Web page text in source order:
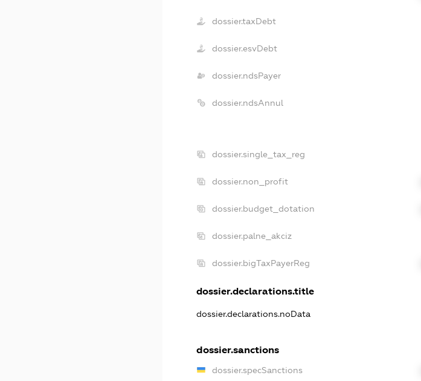
dossier.taxDebt
dossier.esvDebt
dossier.ndsPayer
dossier.ndsAnnul
dossier.single_tax_reg
dossier.non_profit
dossier.budget_dotation
dossier.palne_akciz
dossier.bigTaxPayerReg
dossier.declarations.title
dossier.declarations.noData
dossier.sanctions
dossier.specSanctions